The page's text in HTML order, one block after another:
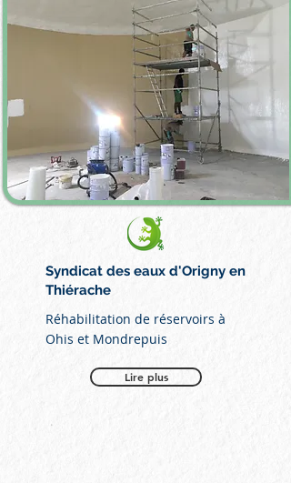
Syndicat des eaux d'Origny en
Thiérache
Réhabilitation de réservoirs à
Ohis et Mondrepuis
Lire plus